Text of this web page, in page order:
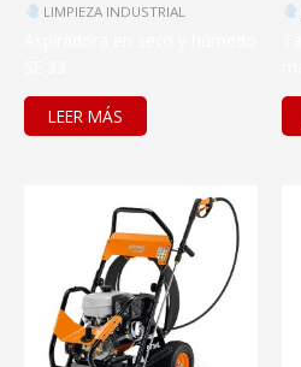
LIMPIEZA INDUSTRIAL
LEER MÁS